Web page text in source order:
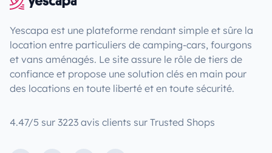
Yescapa est une plateforme rendant simple et sûre la
location entre particuliers de camping-cars, fourgons
et vans aménagés. Le site assure le rôle de tiers de
confiance et propose une solution clés en main pour
des locations en toute liberté et en toute sécurité.
4.47/5 sur 3223 avis clients sur Trusted Shops